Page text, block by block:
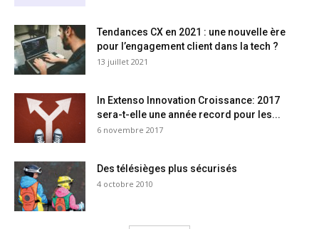
Tendances CX en 2021 : une nouvelle ère
pour l’engagement client dans la tech ?
13 juillet 2021
In Extenso Innovation Croissance: 2017
sera-t-elle une année record pour les...
6 novembre 2017
Des télésièges plus sécurisés
4 octobre 2010